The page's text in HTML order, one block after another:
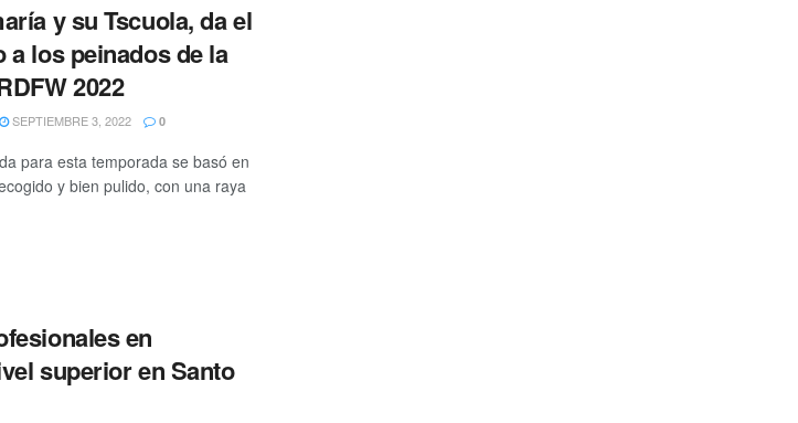
y su Tscuola, da el
a los peinados de la
2022
SEPTIEMBRE 3, 2022 0
para esta temporada se basó en
y bien pulido, con una raya
en
superior en Santo